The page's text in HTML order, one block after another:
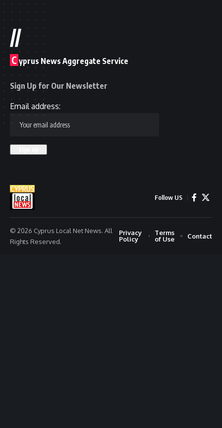
//
C yprus News Aggregate Service
Sign Up for Our Newsletter
Email address:
Follow US
© 2026 Cyprus Local Net News. All
Rights Reserved.
Privacy
Policy
Terms
of Use
Contact